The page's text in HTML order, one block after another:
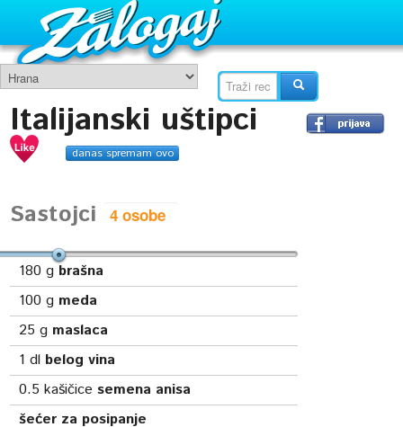
Italijanski uštipci
danas spremam ovo
Sastojci
180 g brašna
100 g meda
25 g maslaca
1 dl belog vina
0.5 kašičicesemena anisa
šećer za posipanje